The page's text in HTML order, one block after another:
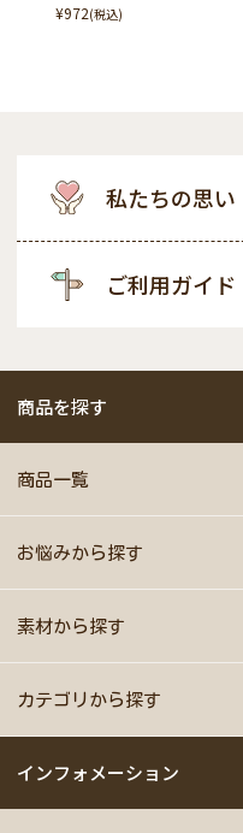
¥972(税込)
私たちの思い
ご利用ガイド
商品を探す
商品一覧
お悩みから探す
素材から探す
カテゴリから探す
インフォメーション